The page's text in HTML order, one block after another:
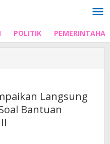
POLITIK
Langsung
Bantuan